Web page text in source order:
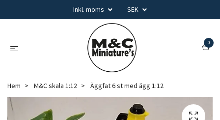
Inkl. moms SEK
0
Hem M&C skala 1:12 Äggfat 6 st med ägg 1:12